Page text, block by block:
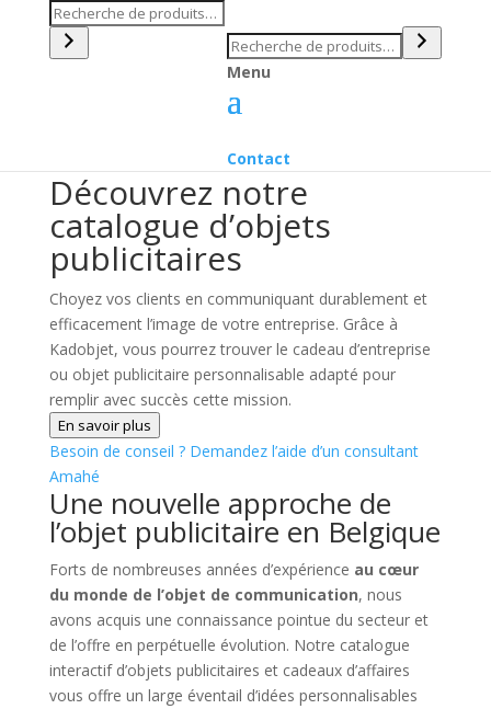
Recherche
Menu
Contact
Recherche
Découvrez notre
catalogue d’objets
publicitaires
Choyez vos clients en communiquant durablement et
efficacement l’image de votre entreprise. Grâce à
Kadobjet, vous pourrez trouver le cadeau d’entreprise
ou objet publicitaire personnalisable adapté pour
remplir avec succès cette mission.
En savoir plus
Besoin de conseil ? Demandez l’aide d’un consultant
Amahé
Une nouvelle approche de
l’objet publicitaire en Belgique
Forts de nombreuses années d’expérience au cœur
du monde de l’objet de communication, nous
avons acquis une connaissance pointue du secteur et
de l’offre en perpétuelle évolution. Notre catalogue
interactif d’objets publicitaires et cadeaux d’affaires
vous offre un large éventail d’idées personnalisables